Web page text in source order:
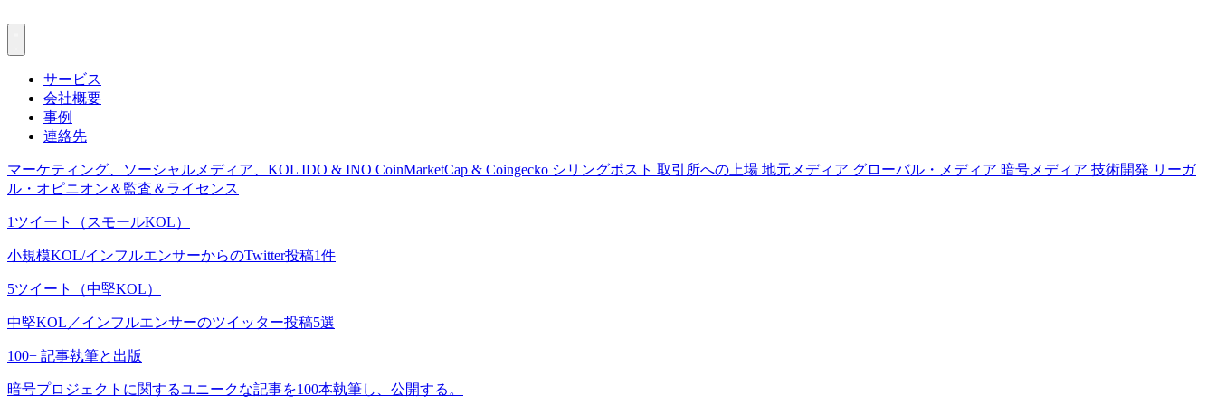
サービス
会社概要
事例
連絡先
マーケティング、ソーシャルメディア、KOL IDO & INO CoinMarketCap & Coingecko シリングポスト 取引所への上場 地元メディア グローバル・メディア 暗号メディア 技術開発 リーガ
ル・オピニオン＆監査＆ライセンス
1ツイート（スモールKOL）
小規模KOL/インフルエンサーからのTwitter投稿1件
5ツイート（中堅KOL）
中堅KOL／インフルエンサーのツイッター投稿5選
100+ 記事執筆と出版
暗号プロジェクトに関するユニークな記事を100本執筆し、公開する。